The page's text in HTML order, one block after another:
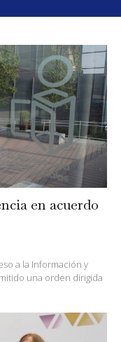
en acuerdo
a la Información y
una orden dirigida